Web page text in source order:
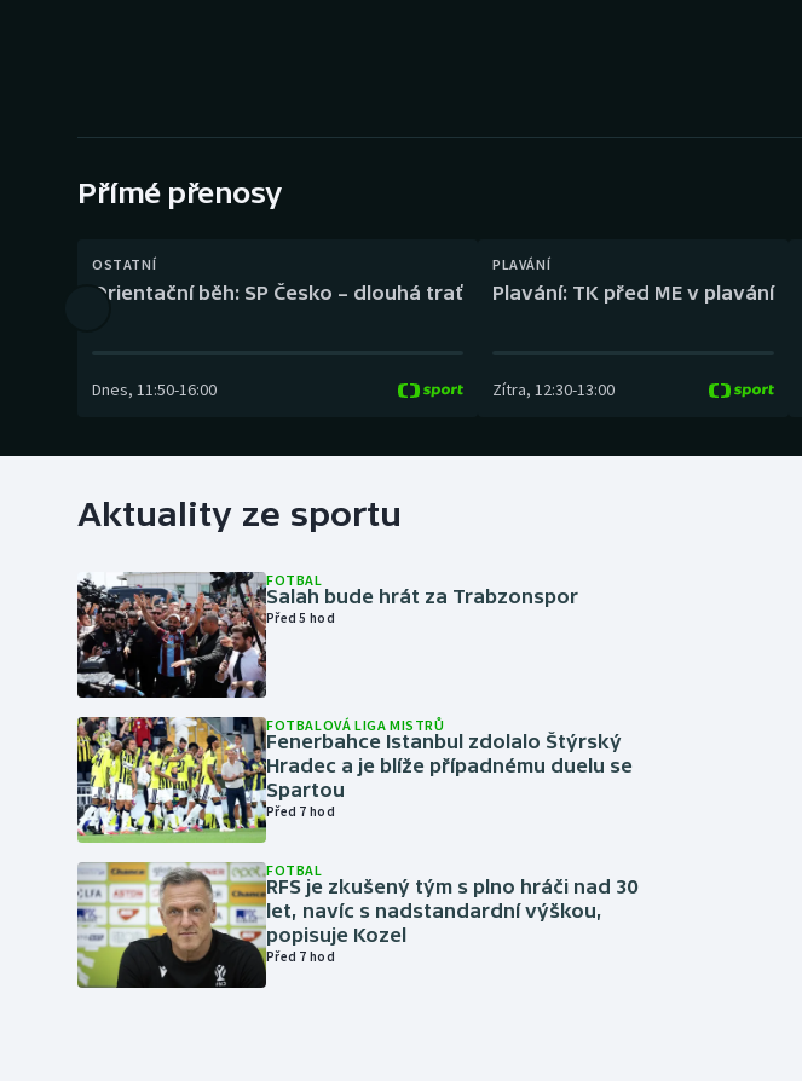
Gymnastika Plážový volejbal
Přímé přenosy
OSTATNÍ
Orientační běh: SP Česko – dlouhá trať
Dnes, 11:50-16:00
PLAVÁNÍ
Plavání: TK před ME v plavání
Zítra, 12:30-13:00
Aktuality ze sportu
FOTBAL
Salah bude hrát za Trabzonspor
Před 5 hod
FOTBALOVÁ LIGA MISTRŮ
Fenerbahce Istanbul zdolalo Štýrský
Hradec a je blíže případnému duelu se
Spartou
Před 7 hod
FOTBAL
RFS je zkušený tým s plno hráči nad 30
let, navíc s nadstandardní výškou,
popisuje Kozel
Před 7 hod